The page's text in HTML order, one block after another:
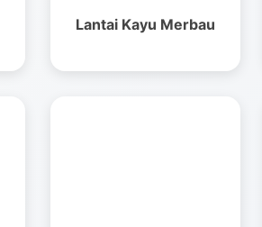
Lantai Kayu Merbau